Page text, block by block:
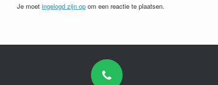
Je moet ingelogd zijn op om een reactie te plaatsen.